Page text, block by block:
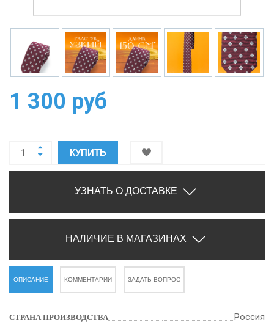
1 300 руб
КУПИТЬ
УЗНАТЬ О ДОСТАВКЕ
НАЛИЧИЕ В МАГАЗИНАХ
ОПИСАНИЕ КОММЕНТАРИИ ЗАДАТЬ ВОПРОС
СТРАНА ПРОИЗВОДСТВА Россия